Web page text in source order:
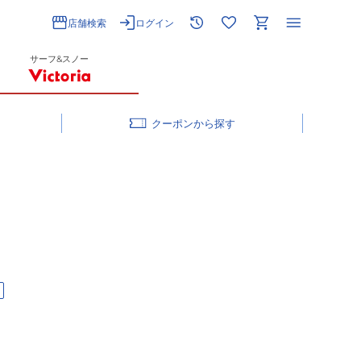
店舗検索 ログイン
サーフ&スノー
クーポン